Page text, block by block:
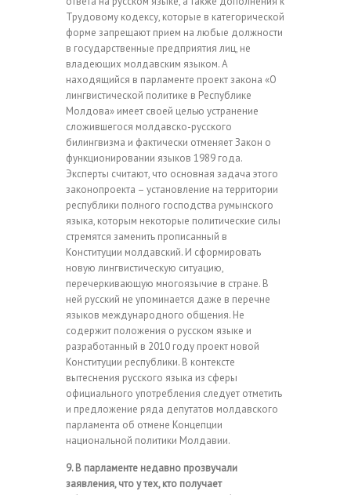
Трудовому кодексу, которые в категорической
форме запрещают прием на любые должности
в государственные предприятия лиц, не
владеющих молдавским языком. А
находящийся в парламенте проект закона «О
лингвистической политике в Республике
Молдова» имеет своей целью устранение
сложившегося молдавско-русского
билингвизма и фактически отменяет Закон о
функционировании языков 1989 года.
Эксперты считают, что основная задача этого
законопроекта – установление на территории
республики полного господства румынского
языка, которым некоторые политические силы
стремятся заменить прописанный в
Конституции молдавский. И сформировать
новую лингвистическую ситуацию,
перечеркивающую многоязычие в стране. В
ней русский не упоминается даже в перечне
языков международного общения. Не
содержит положения о русском языке и
разработанный в 2010 году проект новой
Конституции республики. В контексте
вытеснения русского языка из сферы
официального употребления следует отметить
и предложение ряда депутатов молдавского
парламента об отмене Концепции
национальной политики Молдавии.
9. В парламенте недавно прозвучали
заявления, что у тех, кто получает